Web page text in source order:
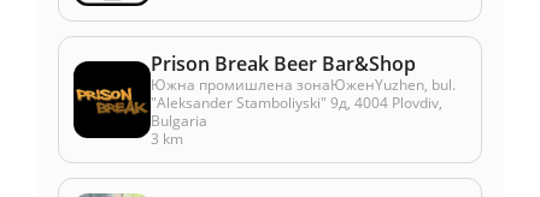
Prison Break Beer Bar&Shop
Южна промишлена зонаЮженYuzhen, bul.
"Aleksander Stamboliyski" 9д, 4004 Plovdiv,
Bulgaria
3 km